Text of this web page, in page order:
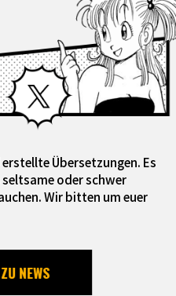
X
Übersetzungen. Es
oder schwer
Wir bitten um euer
NEWS